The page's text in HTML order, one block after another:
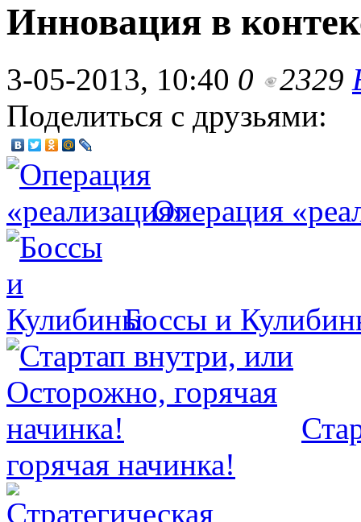
Инновация в
3-05-2013, 10:40 0 2329
Поделиться с друзьями:
Операция
Боссы и
горячая начинка!